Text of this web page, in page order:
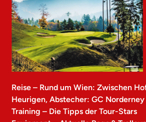
Reise – Rund um Wien: Zwischen
Heurigen, Abstecher: GC Norderney
Training – Die Tipps der Tour-Stars